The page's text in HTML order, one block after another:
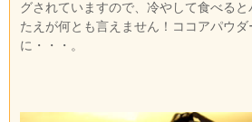
グされていますので、冷やして食べる
たえが何とも言えません！ココアパウ
に・・・。